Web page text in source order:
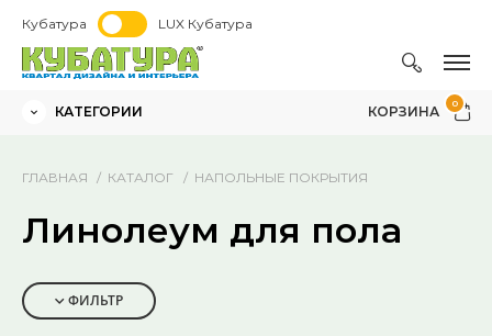
Кубатура LUX Кубатура
КАТЕГОРИИ КОРЗИНА
0
ГЛАВНАЯ КАТАЛОГ НАПОЛЬНЫЕ ПОКРЫТИЯ
Линолеум для пола
ФИЛЬТР